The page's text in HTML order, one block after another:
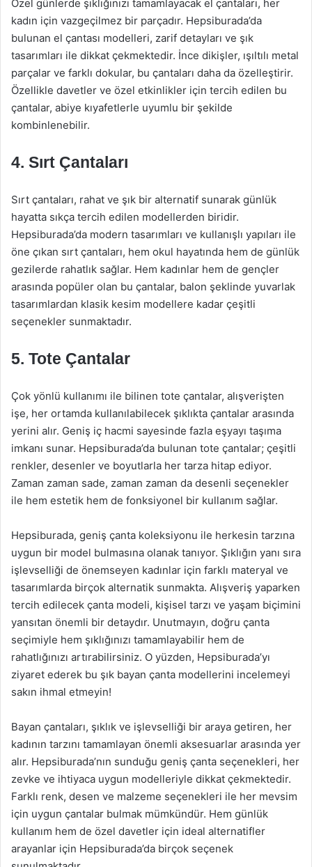
Özel günlerde şıklığınızı tamamlayacak el çantaları, her
kadın için vazgeçilmez bir parçadır. Hepsiburada’da
bulunan el çantası modelleri, zarif detayları ve şık
tasarımları ile dikkat çekmektedir. İnce dikişler, ışıltılı metal
parçalar ve farklı dokular, bu çantaları daha da özelleştirir.
Özellikle davetler ve özel etkinlikler için tercih edilen bu
çantalar, abiye kıyafetlerle uyumlu bir şekilde
kombinlenebilir.
4. Sırt Çantaları
Sırt çantaları, rahat ve şık bir alternatif sunarak günlük
hayatta sıkça tercih edilen modellerden biridir.
Hepsiburada’da modern tasarımları ve kullanışlı yapıları ile
öne çıkan sırt çantaları, hem okul hayatında hem de günlük
gezilerde rahatlık sağlar. Hem kadınlar hem de gençler
arasında popüler olan bu çantalar, balon şeklinde yuvarlak
tasarımlardan klasik kesim modellere kadar çeşitli
seçenekler sunmaktadır.
5. Tote Çantalar
Çok yönlü kullanımı ile bilinen tote çantalar, alışverişten
işe, her ortamda kullanılabilecek şıklıkta çantalar arasında
yerini alır. Geniş iç hacmi sayesinde fazla eşyayı taşıma
imkanı sunar. Hepsiburada’da bulunan tote çantalar; çeşitli
renkler, desenler ve boyutlarla her tarza hitap ediyor.
Zaman zaman sade, zaman zaman da desenli seçenekler
ile hem estetik hem de fonksiyonel bir kullanım sağlar.
Hepsiburada, geniş çanta koleksiyonu ile herkesin tarzına
uygun bir model bulmasına olanak tanıyor. Şıklığın yanı sıra
işlevselliği de önemseyen kadınlar için farklı materyal ve
tasarımlarda birçok alternatik sunmakta. Alışveriş yaparken
tercih edilecek çanta modeli, kişisel tarzı ve yaşam biçimini
yansıtan önemli bir detaydır. Unutmayın, doğru çanta
seçimiyle hem şıklığınızı tamamlayabilir hem de
rahatlığınızı artırabilirsiniz. O yüzden, Hepsiburada’yı
ziyaret ederek bu şık bayan çanta modellerini incelemeyi
sakın ihmal etmeyin!
Bayan çantaları, şıklık ve işlevselliği bir araya getiren, her
kadının tarzını tamamlayan önemli aksesuarlar arasında yer
alır. Hepsiburada’nın sunduğu geniş çanta seçenekleri, her
zevke ve ihtiyaca uygun modelleriyle dikkat çekmektedir.
Farklı renk, desen ve malzeme seçenekleri ile her mevsim
için uygun çantalar bulmak mümkündür. Hem günlük
kullanım hem de özel davetler için ideal alternatifler
arayanlar için Hepsiburada’da birçok seçenek